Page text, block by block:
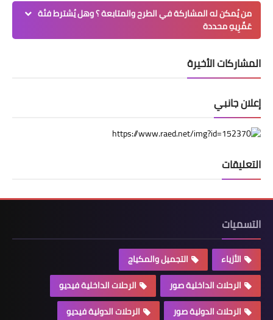
من يُمكن له المشاركة في الطرح والمتابعة ؟ وهل يُشترط فئة
عَمِّرِيهِ محددة
المشاركات الأخيرة
إعلان جانبي
التعليقات
التسميات
الأزياء
التجميل والمكياج
الرحلات الداخلية صور
الرحلات الداخلية فيديو
الرحلات الدولية صور
الرحلات الدولية فيديو